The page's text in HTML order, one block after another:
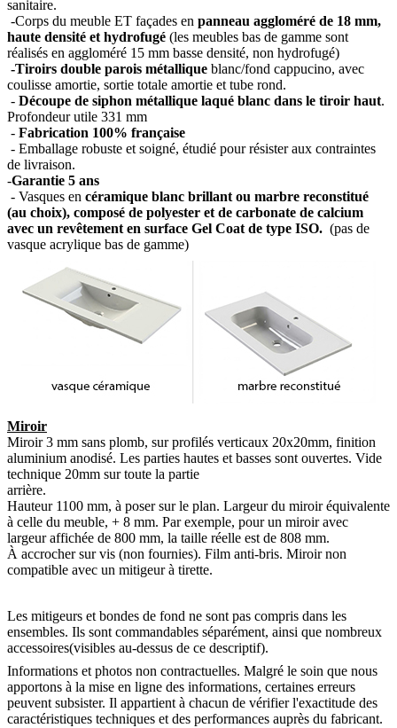
sanitaire.
-Corps du meuble ET façades en panneau aggloméré de 18 mm,
haute densité et hydrofugé (les meubles bas de gamme sont
réalisés en aggloméré 15 mm basse densité, non hydrofugé)
-Tiroirs double parois métallique blanc/fond cappucino, avec
coulisse amortie, sortie totale amortie et tube rond.
- Découpe de siphon métallique laqué blanc dans le tiroir haut.
Profondeur utile 331 mm
- Fabrication 100% française
- Emballage robuste et soigné, étudié pour résister aux contraintes
de livraison.
-Garantie 5 ans
- Vasques en céramique blanc brillant ou marbre reconstitué
(au choix), composé de polyester et de carbonate de calcium
avec un revêtement en surface Gel Coat de type ISO. (pas de
vasque acrylique bas de gamme)
Miroir
Miroir 3 mm sans plomb, sur profilés verticaux 20x20mm, finition
aluminium anodisé. Les parties hautes et basses sont ouvertes. Vide
technique 20mm sur toute la partie
arrière.
Hauteur 1100 mm, à poser sur le plan. Largeur du miroir équivalente
à celle du meuble, + 8 mm. Par exemple, pour un miroir avec
largeur affichée de 800 mm, la taille réelle est de 808 mm.
À accrocher sur vis (non fournies). Film anti-bris. Miroir non
compatible avec un mitigeur à tirette.
Les mitigeurs et bondes de fond ne sont pas compris dans les
ensembles. Ils sont commandables séparément, ainsi que nombreux
accessoires(visibles au-dessus de ce descriptif).
Informations et photos non contractuelles. Malgré le soin que nous
apportons à la mise en ligne des informations, certaines erreurs
peuvent subsister. Il appartient à chacun de vérifier l'exactitude des
caractéristiques techniques et des performances auprès du fabricant.